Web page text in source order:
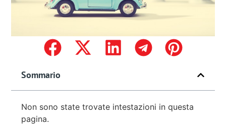
Sommario
Non sono state trovate intestazioni in questa
pagina.